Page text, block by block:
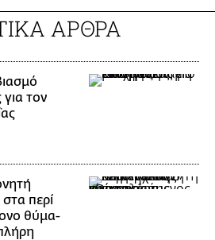
ΑΡΘΡΑ
για τον
στα περί
θύμα-